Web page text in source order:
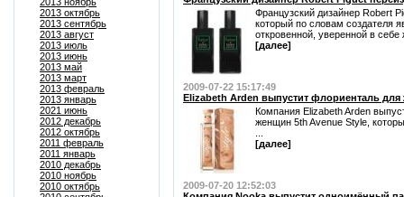
2013 октябрь
2013 сентябрь
2013 август
2013 июль
2013 июнь
2013 май
2013 март
2013 февраль
2013 январь
2021 июнь
2012 декабрь
2012 октябрь
2011 февраль
2011 январь
2010 декабрь
2010 ноябрь
2010 октябрь
Французский дизайнер Robert
который по словам создателя
откровенной, уверенной в
[далее]
2009-07-22 15:17:49
Elizabeth Arden выпустит флориенталь
Компания Elizabeth Arden
женщин 5th Avenue Style,
[далее]
2009-07-20 12:52:03